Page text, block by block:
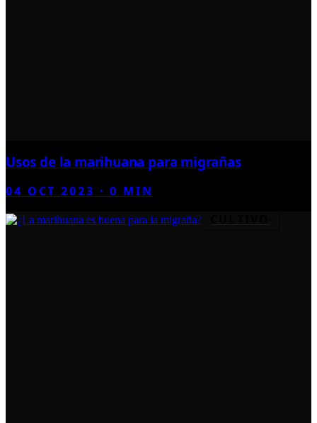
Usos de la marihuana para migrañas
04 OCT 2023 ·0 MIN